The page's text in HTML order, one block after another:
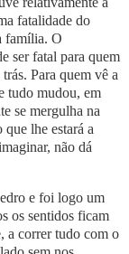
fatalidade do
família. O
ser fatal para quem
Para quem vê a
tudo mudou, em
se mergulha na
que lhe estará a
não dá
e foi logo um
os sentidos ficam
a correr tudo com o